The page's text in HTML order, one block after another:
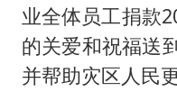
业全体员工捐款
的关爱和祝福送
并帮助灾区人民